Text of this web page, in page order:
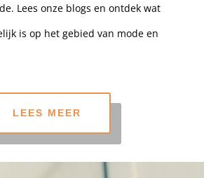
Lees onze blogs en ontdek wat
is op het gebied van mode en
LEES MEER